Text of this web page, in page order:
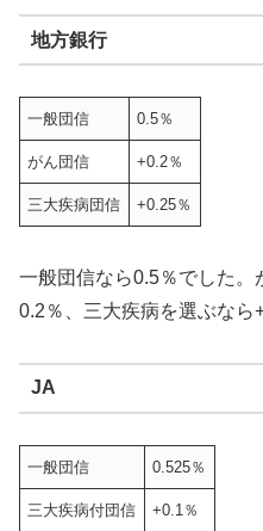
地方銀行
一般団信 0.5％
がん団信 +0.2％
三大疾病団信 +0.25％
一般団信なら0.5％でした。
0.2％、三大疾病を選ぶなら
JA
一般団信 0.525％
三大疾病付団信 +0.1％